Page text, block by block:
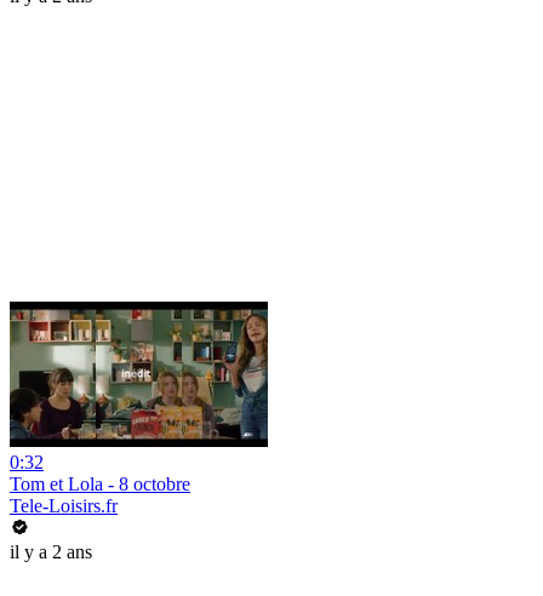
0:32
Tom et Lola - 8 octobre
Tele-Loisirs.fr
il y a 2 ans